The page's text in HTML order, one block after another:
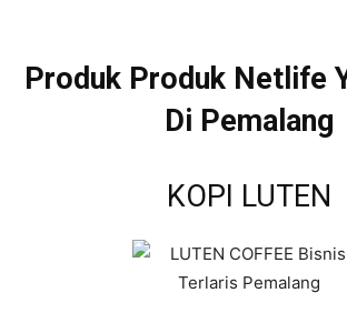
Produk Produk Netlife
Di Pemalang
KOPI LUTEN